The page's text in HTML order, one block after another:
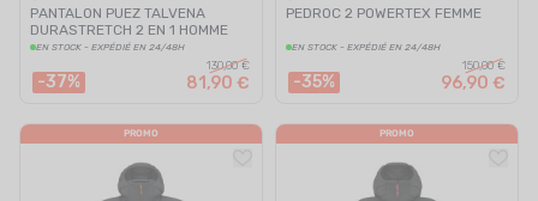
PANTALON PUEZ TALVENA
DURASTRETCH 2 EN 1 HOMME
EN STOCK - EXPÉDIÉ EN 24/48H
-37%
130,00 €
81,90 €
PEDROC 2 POWERTEX FEMME
EN STOCK - EXPÉDIÉ EN 24/48H
-35%
150,00 €
96,90 €
PROMO PROMO